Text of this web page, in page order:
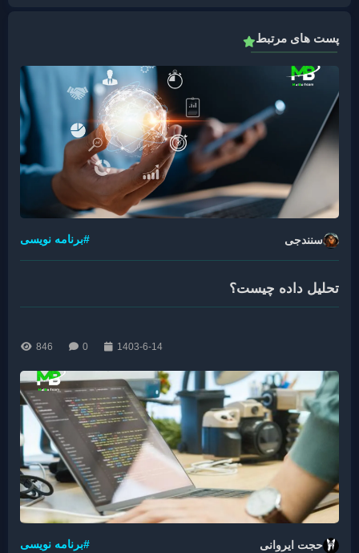
پست های مرتبط
سنندجی #برنامه نویسی
تحلیل داده چیست؟
846 0 1403-6-14
حجت ایروانی #برنامه نویسی